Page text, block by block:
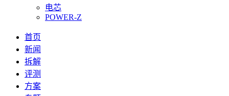
电芯
POWER-Z
首页
新闻
拆解
评测
方案